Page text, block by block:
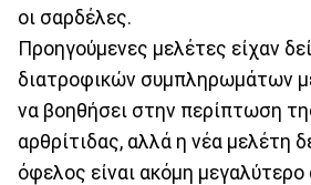
οι σαρδέλες.
Προηγούμενες μελέτες είχαν
διατροφικών συμπληρωμάτων
να βοηθήσει στην περίπτωση
αρθρίτιδας, αλλά η νέα μελέτη
όφελος είναι ακόμη μεγαλύτερο